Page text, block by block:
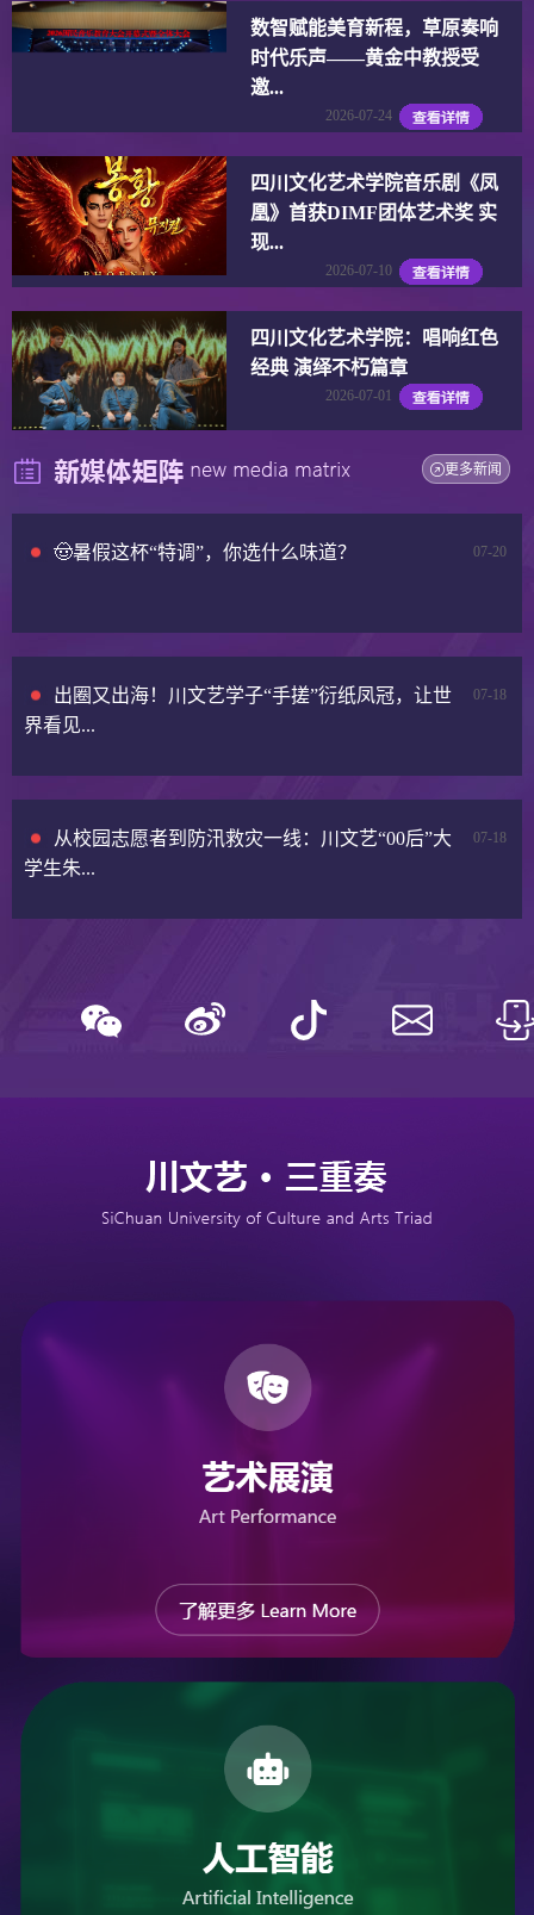
数智赋能美育新程，草原奏响
时代乐声——黄金中教授受
邀...
2026-07-24
四川文化艺术学院音乐剧《凤
凰》首获DIMF团体艺术奖 实
现...
2026-07-10
四川文化艺术学院：唱响红色
经典 演绎不朽篇章
2026-07-01
更多新闻
07-20
🤠暑假这杯“特调”，你选什么味道？
07-18
出圈又出海！川文艺学子“手搓”衍纸凤冠，让世
界看见...
07-18
从校园志愿者到防汛救灾一线：川文艺“00后”大
学生朱...